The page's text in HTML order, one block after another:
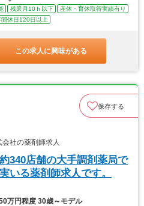
残業月10ｈ以下
産休・育休取得実績有り
間休日120日以上
この求人に興味がある
保存する
社の薬剤師求人
340店舗の大手調剤薬局で
いる薬剤師求人です。
万円程度 30歳～モデル